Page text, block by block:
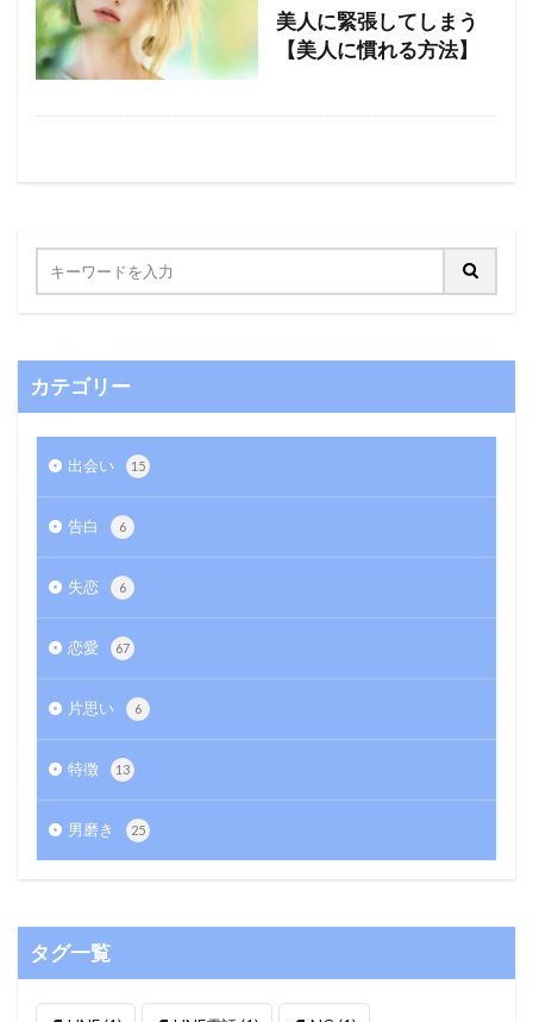
美人に緊張してしまう
【美人に慣れる方法】
カテゴリー
出会い 15
告白 6
失恋 6
恋愛 67
片思い 6
特徴 13
男磨き 25
タグ一覧